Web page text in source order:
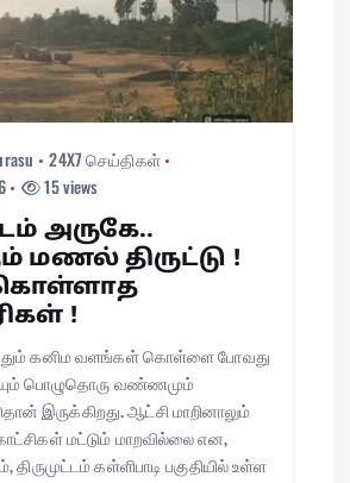
24X7 செய்திகள்
15 views
அருகே..
மணல் திருட்டு !
!
கனிம வளங்கள் கொள்ளை போவது
பொழுதொரு வண்ணமும்
இருக்கிறது. ஆட்சி மாறினாலும்
மட்டும் மாறவில்லை என,
கள்ளிபாடி பகுதியில் உள்ள